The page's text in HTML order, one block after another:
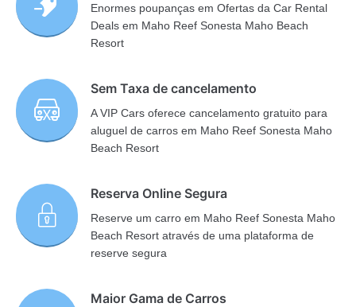
Enormes poupanças em Ofertas da Car Rental
Deals em Maho Reef Sonesta Maho Beach
Resort
Sem Taxa de cancelamento
A VIP Cars oferece cancelamento gratuito para
aluguel de carros em Maho Reef Sonesta Maho
Beach Resort
Reserva Online Segura
Reserve um carro em Maho Reef Sonesta Maho
Beach Resort através de uma plataforma de
reserve segura
Maior Gama de Carros